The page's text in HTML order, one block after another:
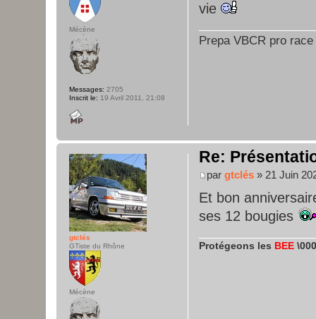
vie
Prepa VBCR pro race
Mécène
Messages: 2705
Inscrit le: 19 Avril 2011, 21:08
Re:
par gtclés » 21 Juin
Et bon
ses 12 bougies
Protégeons les BEE
gtclés
GTiste du Rhône
Mécène